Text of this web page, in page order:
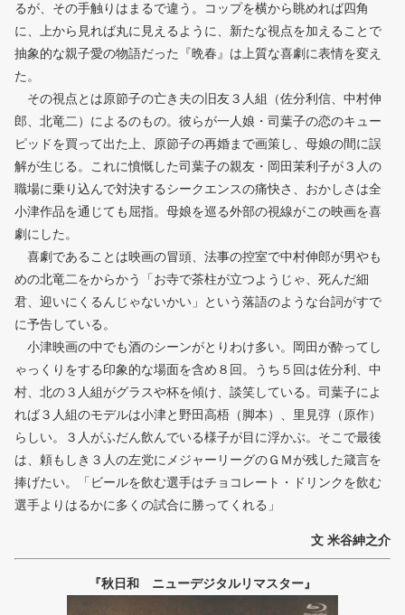
るが、その手触りはまるで違う。コップを横から眺めれば四角
に、上から見れば丸に見えるように、新たな視点を加えることで
抽象的な親子愛の物語だった『晩春』は上質な喜劇に表情を変え
た。
その視点とは原節子の亡き夫の旧友３人組（佐分利信、中村伸
郎、北竜二）によるのもの。彼らが一人娘・司葉子の恋のキュー
ピッドを買って出た上、原節子の再婚まで画策し、母娘の間に誤
解が生じる。これに憤慨した司葉子の親友・岡田茉利子が３人の
職場に乗り込んで対決するシークエンスの痛快さ、おかしさは全
小津作品を通じても屈指。母娘を巡る外部の視線がこの映画を喜
劇にした。
喜劇であることは映画の冒頭、法事の控室で中村伸郎が男やも
めの北竜二をからかう「お寺で茶柱が立つようじゃ、死んだ細
君、迎いにくるんじゃないかい」という落語のような台詞がすで
に予告している。
小津映画の中でも酒のシーンがとりわけ多い。岡田が酔ってし
ゃっくりをする印象的な場面を含め８回。うち５回は佐分利、中
村、北の３人組がグラスや杯を傾け、談笑している。司葉子によ
れば３人組のモデルは小津と野田高梧（脚本）、里見弴（原作）
らしい。３人がふだん飲んでいる様子が目に浮かぶ。そこで最後
は、頼もしき３人の左党にメジャーリーグのＧＭが残した箴言を
捧げたい。「ビールを飲む選手はチョコレート・ドリンクを飲む
選手よりはるかに多くの試合に勝ってくれる」
文 米谷紳之介
『秋日和 ニューデジタルリマスター』